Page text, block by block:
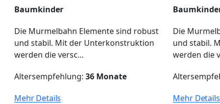
Baumkinder
Die Murmelbahn Elemente sind robust
und stabil. Mit der Unterkonstruktion
werden die versc...
Altersempfehlung:36 Monate
Mehr Details
Die
und stabil.
werden die
Mehr Details